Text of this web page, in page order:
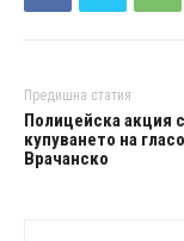
Предишна статия
Полицейска акция
купуването на
Врачанско